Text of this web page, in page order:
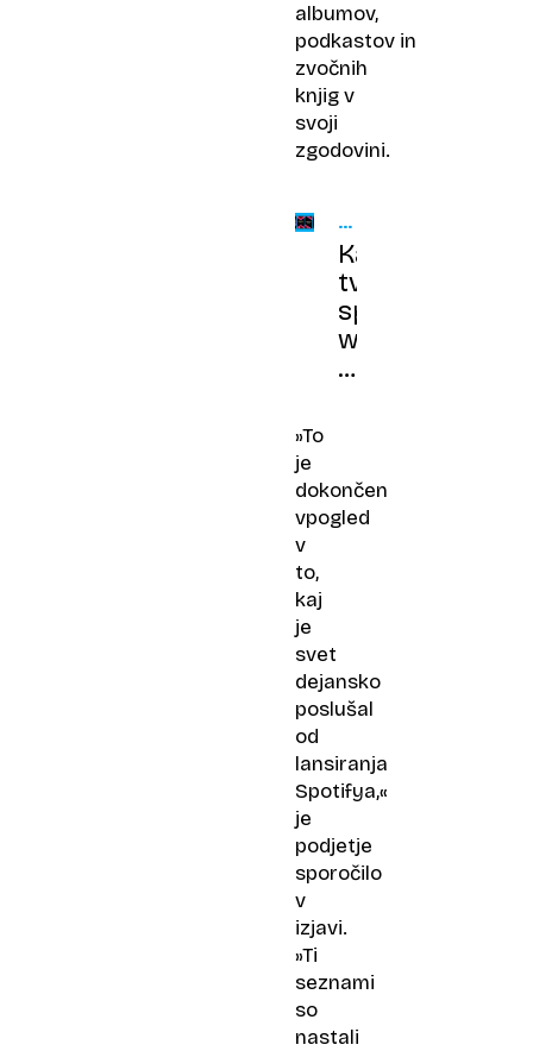
albumov,
podkastov in
zvočnih
knjig v
svoji
zgodovini.
POVZETEK
LETA
Kaj
tvoj
spotify
wrapped
v
tebi
in
»To
je
dokončen
vpogled
v
to,
kaj
je
svet
dejansko
poslušal
od
lansiranja
Spotifya,«
je
podjetje
sporočilo
v
izjavi.
»Ti
seznami
so
nastali